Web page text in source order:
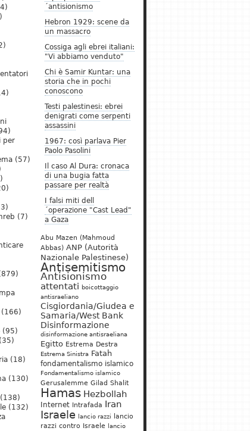
´antisionismo
Hebron 1929: scene da
un massacro
Cossiga agli ebrei italiani:
"Vi abbiamo venduto"
Chi è Samir Kuntar: una
storia che in pochi
conoscono
Testi palestinesi: ebrei
denigrati come serpenti
assassini
1967: così parlava Pier
Paolo Pasolini
Il caso Al Dura: cronaca
di una bugia fatta
passare per realtà
I falsi miti dell
´operazione "Cast Lead"
a Gaza
Abu Mazen (Mahmoud
Abbas) ANP (Autorità
Nazionale Palestinese)
Antisemitismo
Antisionismo
attentati boicottaggio
antisraeliano
Cisgiordania/Giudea e
Samaria/West Bank
Disinformazione
disinformazione antisraeliana
Egitto Estrema Destra
Estrema Sinistra Fatah
fondamentalismo islamico
Fondamentalismo islamico
Gerusalemme Gilad Shalit
Hamas Hezbollah
Internet Intrafada Iran
Israele lancio razzi
lancio
razzi contro Israele lancio
per
(57)
(7)
(166)
(95)
(35)
(18)
(130)
(138)
(132)